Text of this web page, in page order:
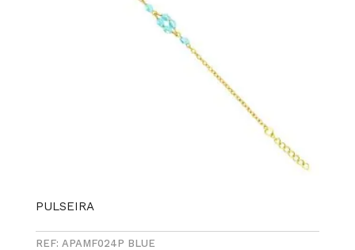
PULSEIRA
REF: APAMF024P BLUE